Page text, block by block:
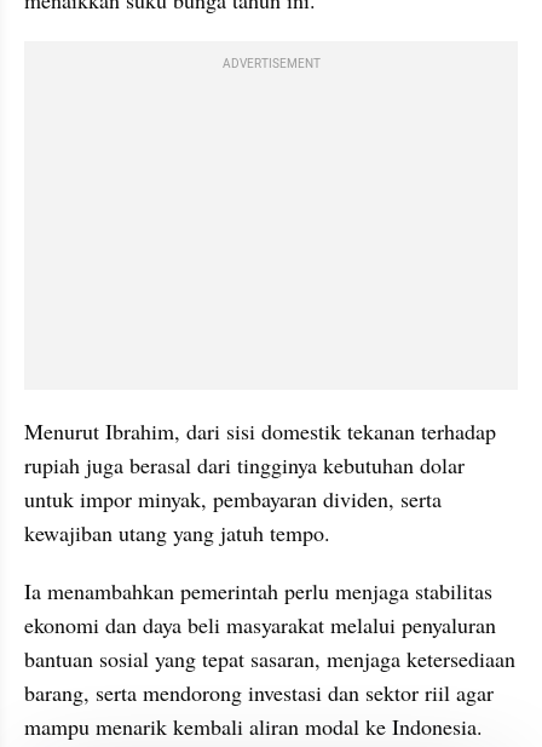
ADVERTISEMENT
Menurut Ibrahim, dari sisi domestik tekanan terhadap
rupiah juga berasal dari tingginya kebutuhan dolar
untuk impor minyak, pembayaran dividen, serta
kewajiban utang yang jatuh tempo.
Ia menambahkan pemerintah perlu menjaga stabilitas
ekonomi dan daya beli masyarakat melalui penyaluran
bantuan sosial yang tepat sasaran, menjaga ketersediaan
barang, serta mendorong investasi dan sektor riil agar
mampu menarik kembali aliran modal ke Indonesia.